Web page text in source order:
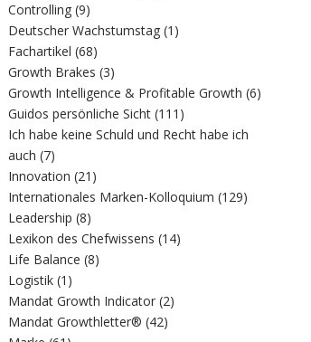
Controlling (9)
Deutscher Wachstumstag (1)
Fachartikel (68)
Growth Brakes (3)
Growth Intelligence & Profitable Growth (6)
Guidos persönliche Sicht (111)
Ich habe keine Schuld und Recht habe ich
auch (7)
Innovation (21)
Internationales Marken-Kolloquium (129)
Leadership (8)
Lexikon des Chefwissens (14)
Life Balance (8)
Logistik (1)
Mandat Growth Indicator (2)
Mandat Growthletter® (42)